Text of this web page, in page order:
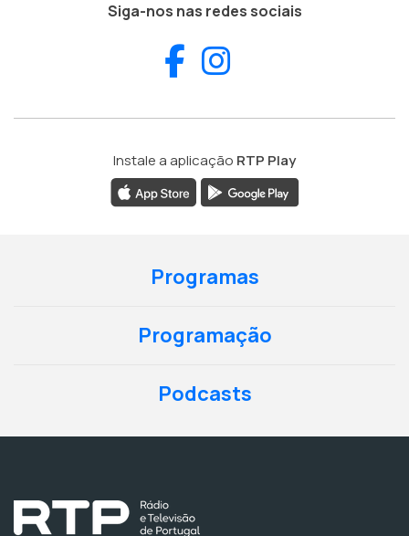
Siga-nos nas redes sociais
Facebook
Instale a aplicação RTP Play
Programas
Programação
Podcasts